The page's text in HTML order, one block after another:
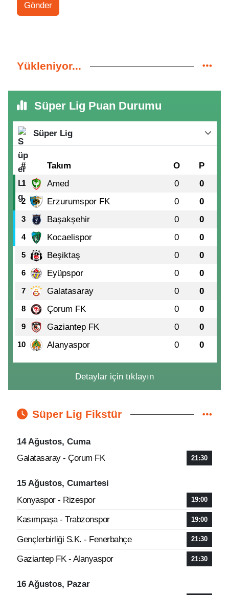
Gönder
Yükleniyor...
Süper Lig Puan Durumu
Süper Lig
# Takım O P
1 Amed 0 0
2 Erzurumspor FK 0 0
3 Başakşehir 0 0
4 Kocaelispor 0 0
5 Beşiktaş 0 0
6 Eyüpspor 0 0
7 Galatasaray 0 0
8 Çorum FK 0 0
9 Gaziantep FK 0 0
10 Alanyaspor 0 0
Detaylar için tıklayın
Süper Lig Fikstür
14 Ağustos, Cuma
Galatasaray - Çorum FK
21:30
15 Ağustos, Cumartesi
Konyaspor - Rizespor
19:00
Kasımpaşa - Trabzonspor 19:00
Gençlerbirliği S.K. - Fenerbahçe 21:30
Gaziantep FK - Alanyaspor 21:30
16 Ağustos, Pazar